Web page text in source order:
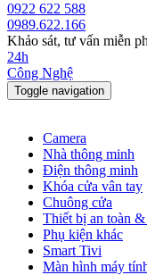
0922 622 588
0989.622.166
Khảo sát, tư vấn miễn
24h
Công Nghệ
Toggle navigation
Camera
Nhà thông minh
Điện thông minh
Khóa cửa vân tay
Chuông cửa
Thiết bị an toàn
Phụ kiện khác
Smart Tivi
Màn hình máy